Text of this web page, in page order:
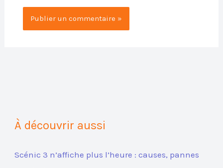
À découvrir aussi
Scénic 3 n’affiche plus l’heure : causes, pannes